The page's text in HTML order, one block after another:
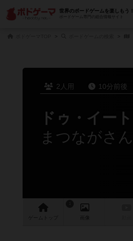
世界のボードゲームを楽しもう！
ボードゲーム専門の総合情報サイト
2人用 10分前後
ドゥ・イート
まつながさ
ゲーム 画像